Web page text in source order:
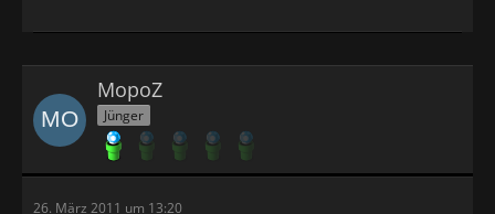
MopoZ
Jünger
26. März 2011 um 13:20